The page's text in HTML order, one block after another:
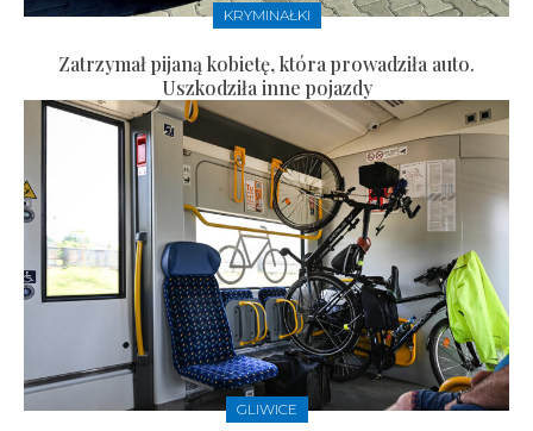
KRYMINAŁKI
Zatrzymał pijaną kobietę, która prowadziła auto.
Uszkodziła inne pojazdy
GLIWICE